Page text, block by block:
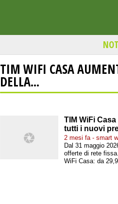
TIM WIFI CASA
DELLA...
TIM WiFi
tutti i nuovi
2 mesi fa - smart
Dal 31 maggio
offerte di rete
WiFi Casa: da